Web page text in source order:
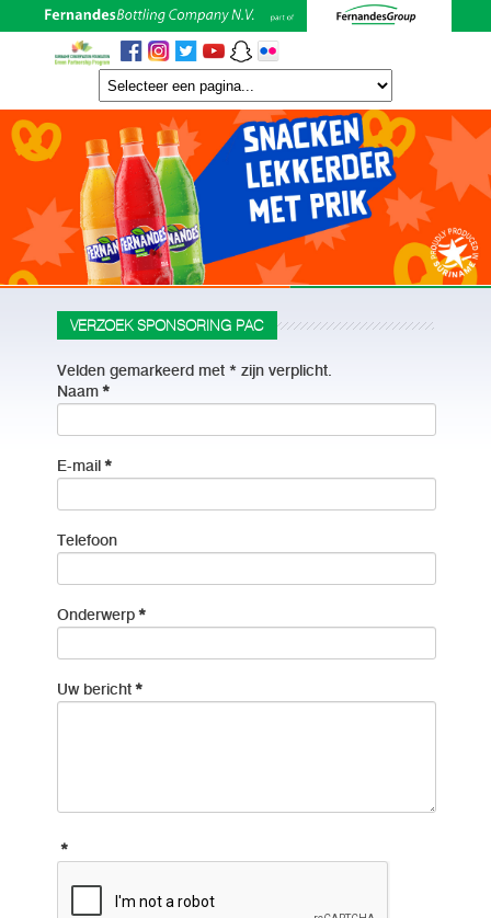
VERZOEK SPONSORING PAC
Velden gemarkeerd met * zijn verplicht.
Naam *
E-mail *
Telefoon
Onderwerp *
Uw bericht *
*